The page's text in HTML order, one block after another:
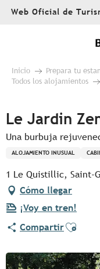
AllerWeb Oficial de
Inicio Prepara tu
Todos los alojamientos
Le Jardin
Una burbuja
ALOJAMIENTO INUSUAL
1 Le Quistillic, Saint-
Cómo llegar
¡Voy en tren!
CompartirAjouter